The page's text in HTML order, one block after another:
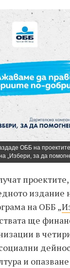
ОББ на
„Избери, за да
издание
на ОББ „
ще
в
и